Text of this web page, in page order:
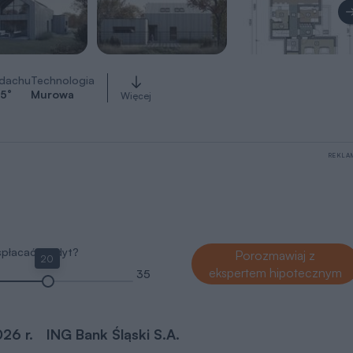
°
Technologia
Murowa
Więcej
kredyt?
20
35
Porozmawiaj z
ekspertem hipotecznym
r. ING Bank Śląski S.A.